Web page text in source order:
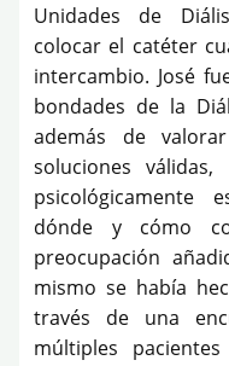
Unidades de
colocar el catéter
intercambio. José
bondades de la
además de
soluciones
psicológicamente
dónde y cómo
preocupación
mismo se había
través de una
múltiples